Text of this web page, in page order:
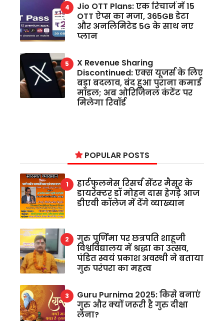
Jio OTT Plans: एक रिचार्ज में 15
OTT ऐप्स का मजा, 365GB डेटा
और अनलिमिटेड 5G के साथ नए
प्लान
X Revenue Sharing
Discontinued: एक्स यूजर्स के लिए
बड़ा बदलाव, बंद हुआ पुराना कमाई
मॉडल; अब ओरिजिनल कंटेंट पर
मिलेगा रिवॉर्ड
POPULAR POSTS
हार्टफुलनेस रिसर्च सेंटर मैसूर के
डायरेक्टर डॉ मोहन दास हेगड़े आज
डीएवी कॉलेज में देंगे व्याख्यान
गुरु पूर्णिमा पर छत्रपति शाहूजी
विश्वविद्यालय में श्रद्धा का उत्सव,
पंडित स्वयं प्रकाश अवस्थी ने बताया
गुरु परंपरा का महत्व
Guru Purnima 2025: किसे बनाएं
गुरु और क्यों जरूरी है गुरु दीक्षा
लेना?